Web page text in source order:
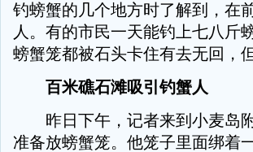
钓螃蟹的几个地方时了解到，在
人。有的市民一天能钓上七八斤
螃蟹笼都被石头卡住有去无回，
百米礁石滩吸引钓蟹人
昨日下午，记者来到小麦岛
准备放螃蟹笼。他笼子里面绑着